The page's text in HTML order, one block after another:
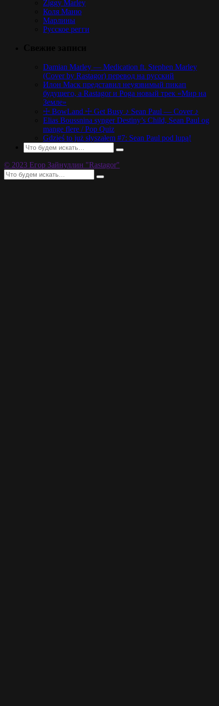
Ziggy Marley
Коля Маню
Марлины
Русское регги
Damian Marley — Medication ft. Stephen Marley
(Cover by Rastagor) перевод на русский
Илон Маск представил неуязвимый пикап
будущего, а Rastagor и Poga новый трек «Мир на
Земле»
☩ BowLand ☩ Get Busy ♪ Sean Paul — Cover ♪
Elias Boussnina synger Destiny’s Child, Sean Paul og
mange flere / Pop Quiz
Gdzieś to już słyszałem #7: Sean Paul pod lupą!
© 2023 Егор Зайнуллин "Rastagor"